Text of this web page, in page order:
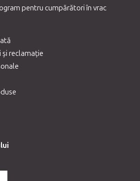
pentru cumpărători în vrac
și reclamație